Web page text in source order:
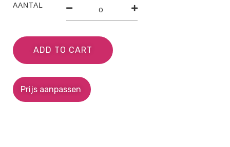
AANTAL
ADD TO CART
Prijs aanpassen